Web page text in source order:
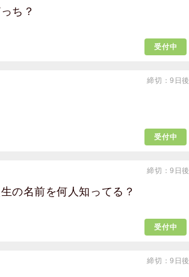
ち？
受付中
締切：9日後
受付中
の名前を何人知ってる？
締切：9日後
受付中
締切：9日後